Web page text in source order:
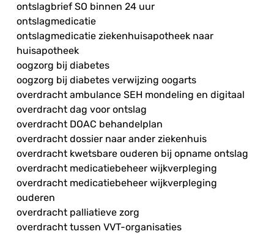
ontslagbrief SO binnen 24 uur
ontslagmedicatie
ontslagmedicatie ziekenhuisapotheek naar
huisapotheek
oogzorg bij diabetes
oogzorg bij diabetes verwijzing oogarts
overdracht ambulance SEH mondeling en digitaal
overdracht dag voor ontslag
overdracht DOAC behandelplan
overdracht dossier naar ander ziekenhuis
overdracht kwetsbare ouderen bij opname ontslag
overdracht medicatiebeheer wijkverpleging
overdracht medicatiebeheer wijkverpleging
ouderen
overdracht palliatieve zorg
overdracht tussen VVT-organisaties